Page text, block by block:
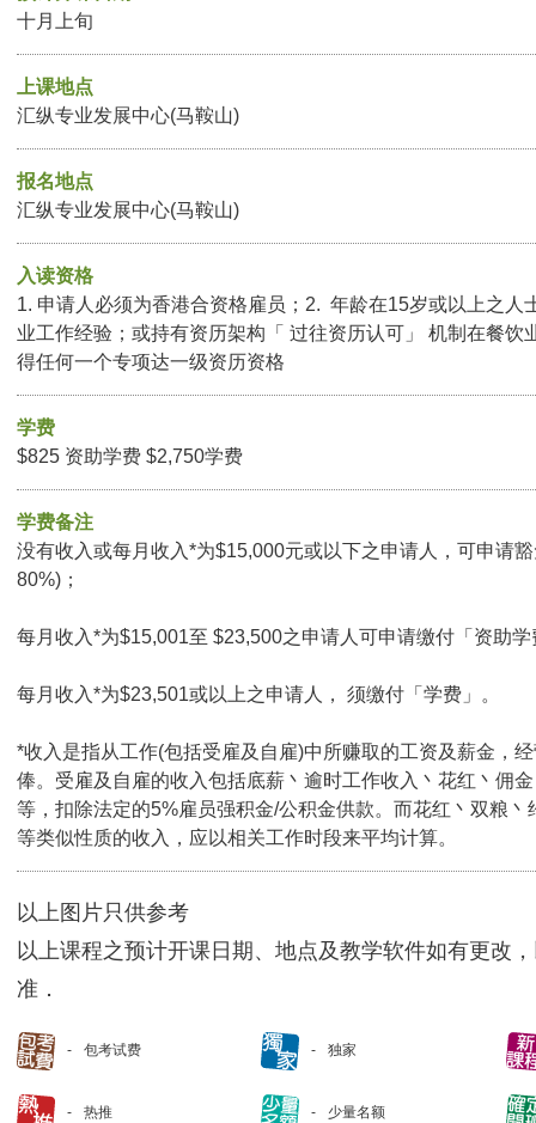
十月上旬
上课地点
汇纵专业发展中心(马鞍山)
报名地点
汇纵专业发展中心(马鞍山)
入读资格
1. 申请人必须为香港合资格雇员；2. 年龄在15岁或以上之人
业工作经验；或持有资历架构「 过往资历认可」 机制在餐饮
得任何一个专项达一级资历资格
学费
$825 资助学费 $2,750学费
学费备注
没有收入或每月收入*为$15,000元或以下之申请人，可申请
80%)；
每月收入*为$15,001至 $23,500之申请人可申请缴付「资助
每月收入*为$23,501或以上之申请人， 须缴付「学费」。
*收入是指从工作(包括受雇及自雇)中所赚取的工资及薪金，
俸。受雇及自雇的收入包括底薪丶逾时工作收入丶花红丶佣
等，扣除法定的5%雇员强积金/公积金供款。而花红丶双粮丶
等类似性质的收入，应以相关工作时段来平均计算。
以上图片只供参考
以上课程之预计开课日期、地点及教学软件如有更改
准．
包考试费 独家
热推 少量名额